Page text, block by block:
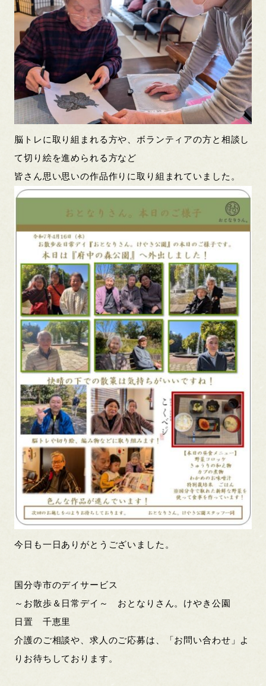
脳トレに取り組まれる方や、ボランティアの方と相談し
て切り絵を進められる方など
皆さん思い思いの作品作りに取り組まれていました。
今日も一日ありがとうございました。
国分寺市のデイサービス
～お散歩＆日常デイ～ おとなりさん。けやき公園
日置 千恵里
介護のご相談や、求人のご応募は、「お問い合わせ」よ
りお待ちしております。